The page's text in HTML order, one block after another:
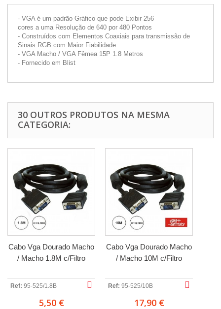
- VGA é um padrão Gráfico que pode Exibir 256
cores a uma Resolução de 640 por 480 Pontos
- Construídos com Elementos Coaxiais para transmissão de
Sinais RGB com Maior Fiabilidade
- VGA Macho / VGA Fêmea 15P 1.8 Metros
- Fornecido em Blist
30 OUTROS PRODUTOS NA MESMA
CATEGORIA:
Cabo Vga Dourado Macho
/ Macho 1.8M c/Filtro
Ref: 95-525/1.8B
5,50 €
Cabo Vga Dourado Macho
/ Macho 10M c/Filtro
Ref: 95-525/10B
17,90 €